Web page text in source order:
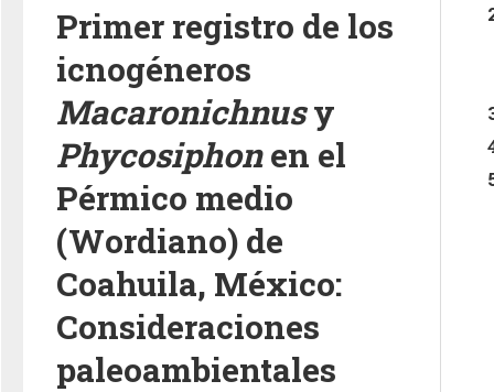
Primer registro de los
icnogéneros
Macaronichnusy
Phycosiphonen el
Pérmico medio
(Wordiano) de
Coahuila, México:
Consideraciones
paleoambientales